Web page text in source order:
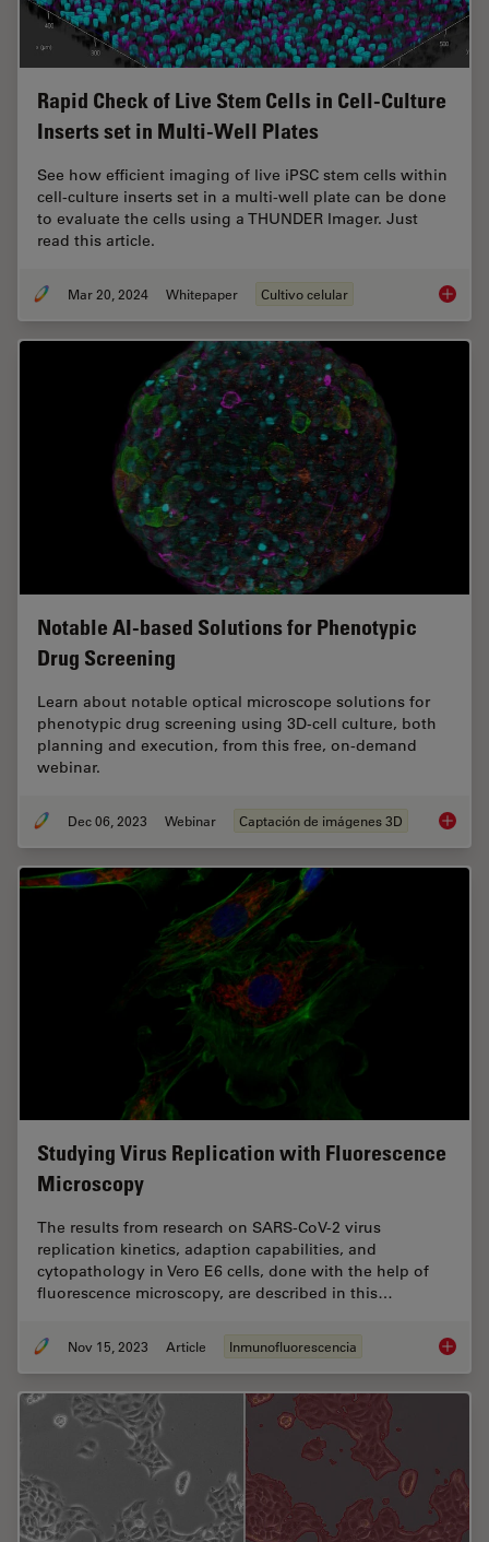
Rapid Check of Live Stem Cells in Cell-Culture
Inserts set in Multi-Well Plates
See how efficient imaging of live iPSC stem cells within
cell-culture inserts set in a multi-well plate can be done
to evaluate the cells using a THUNDER Imager. Just
read this article.
Mar 20, 2024 Whitepaper Cultivo celular Rapid
Notable AI-based Solutions for Phenotypic
Drug Screening
Learn about notable optical microscope solutions for
phenotypic drug screening using 3D-cell culture, both
planning and execution, from this free, on-demand
webinar.
Dec 06, 2023 Webinar Captación de imágenes 3D
Studying Virus Replication with Fluorescence
Microscopy
The results from research on SARS-CoV-2 virus
replication kinetics, adaption capabilities, and
cytopathology in Vero E6 cells, done with the help of
fluorescence microscopy, are described in this…
Nov 15, 2023 Article Inmunofluorescencia